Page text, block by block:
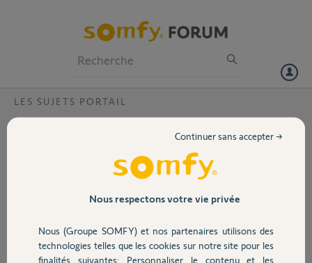
Volet
Sécurité
LES SUJETS PORTAIL
Manuel utilisation Monseigneur HRB 348
Je recherche la notice d'utilisation Monseigneur 5 008 332 HRB 348
PIERRE K.
il y a plus de 5 ans
Nous respectons votre vie privée
Nous (Groupe SOMFY) et nos partenaires utilisons des
technologies telles que les cookies sur notre site pour les
finalités suivantes: Personnaliser le contenu et les
Continuer sans accepter →